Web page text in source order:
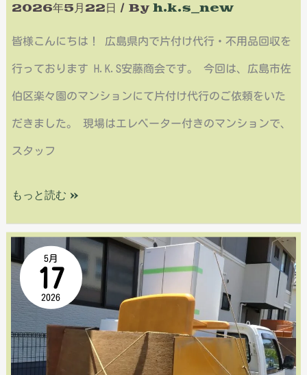
か
ら
の
ご
紹
介
速
対
応
2026年5月22日 / By h.k.s_new
皆様こんにちは！ 広島県内で片付け代行・不用品回収を
行っております H.K.S安藤商会です。 今回は、広島市佐
伯区楽々園のマンションにて片付け代行のご依頼をいた
だきました。 現場はエレベーター付きのマンションで、
スタッフ
ン
で
片
付
け
代
｜
ス
タ
ッ
フ
4
もっと読む »
5月
17
2026
【広
島
市
安
佐